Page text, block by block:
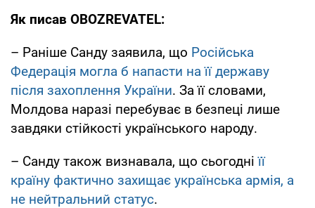
Як писав OBOZREVATEL:
– Раніше Санду заявила, що Російська
Федерація могла б напасти на її державу
після захоплення України. За її словами,
Молдова наразі перебуває в безпеці лише
завдяки стійкості українського народу.
– Санду також визнавала, що сьогодніїї
країну фактично захищає українська армія, а
не нейтральний статус.